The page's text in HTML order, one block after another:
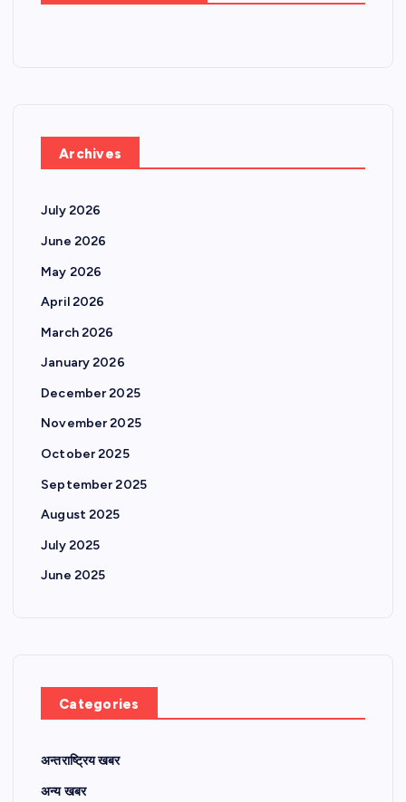
Archives
July 2026
June 2026
May 2026
April 2026
March 2026
January 2026
December 2025
November 2025
October 2025
September 2025
August 2025
July 2025
June 2025
Categories
अन्तराष्ट्रिय खबर
अन्य खबर